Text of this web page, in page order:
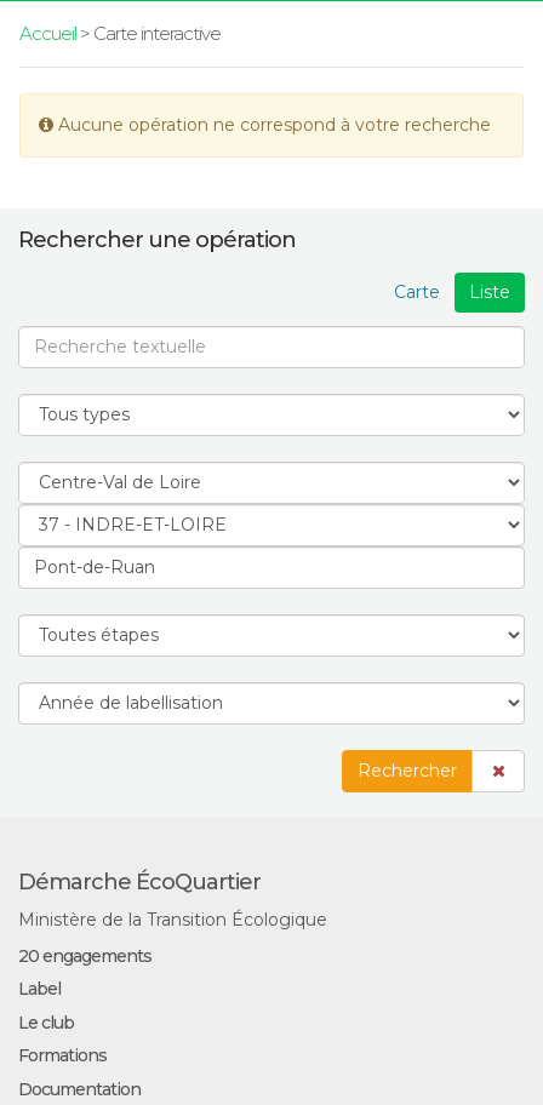
Accueil> Carte interactive
Aucune opération ne correspond à votre recherche
Rechercher une opération
Liste
Carte
Rechercher
Démarche ÉcoQuartier
Ministère de la Transition Écologique
20 engagements
Label
Le club
Formations
Documentation